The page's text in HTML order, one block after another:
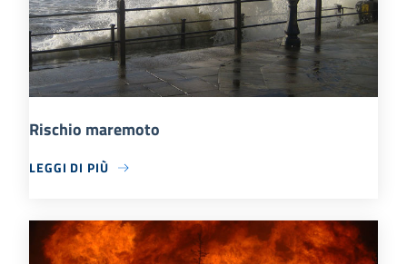
Rischio maremoto
LEGGI DI PIÙ